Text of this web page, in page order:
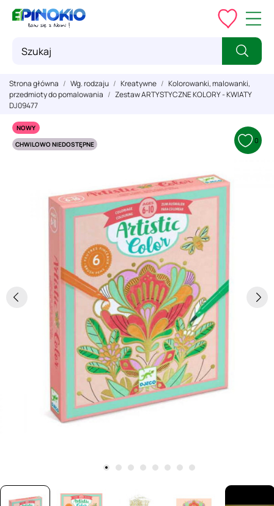
Strona główna Wg. rodzaju Kreatywne
Kolorowanki, malowanki,
przedmioty do pomalowania
Zestaw ARTYSTYCZNE KOLORY - KWIATY
DJ09477
NOWY
CHWILOWO NIEDOSTĘPNE
0